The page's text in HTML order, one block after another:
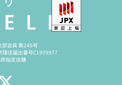
部会員 第245号
理店届出番号C1909977
指定店舗